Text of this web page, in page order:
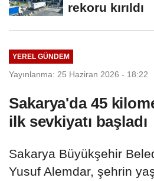
rekoru kırıldı
YEREL GÜNDEM
Yayınlanma: 25 Haziran 2026 - 18:22
Sakarya'da 45
ilk sevkiyatı başladı
Sakarya Büyükşehir
Yusuf Alemdar, şehrin